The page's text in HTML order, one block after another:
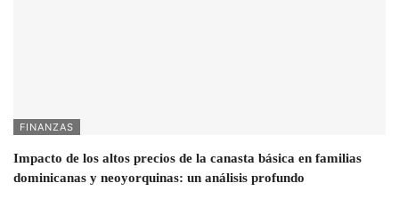
FINANZAS
Impacto de los altos precios de la canasta básica en familias
dominicanas y neoyorquinas: un análisis profundo